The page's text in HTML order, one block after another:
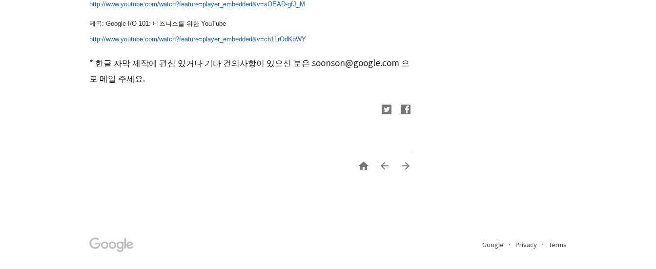
http://www.youtube.com/watch?feature=player_embedded&v=sOEAD-gfJ_M
제목: Google I/O 101: 비즈니스를 위한 YouTube
http://www.youtube.com/watch?feature=player_embedded&v=ch1LrOdKbWY
* 한글 자막 제작에 관심 있거나 기타 건의사항이 있으신 분은 soonson@google.com 으
로 메일 주세요.
  
Google Privacy Terms